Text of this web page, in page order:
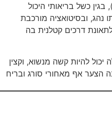
(בהתאם לתקנה 587ב'), בגין כשל בריאותי היכול
נהג, ובסיטואציה מורכבת
דרכים קטלנית בה
להיות קשה מנשוא, וקצין
הצער אף מאחורי סורג ובריח